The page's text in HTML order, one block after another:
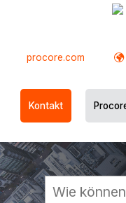
procore.com
Kontakt